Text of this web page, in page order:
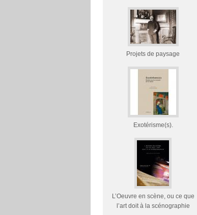
Projets de paysage
Exotérisme(s).
L’Oeuvre en scène, ou ce que
l’art doit à la scénographie